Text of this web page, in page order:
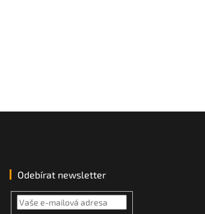
Odebírat newsletter